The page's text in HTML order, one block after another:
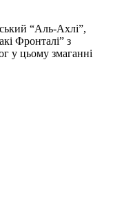
“Аль-Ахлі”,
Фронталі” з
у цьому змаганні